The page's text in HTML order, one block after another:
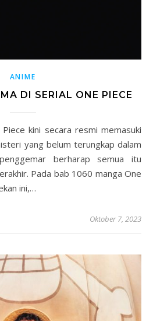
ANIME
DI SERIAL ONE PIECE
yang belum terungkap dalam
berharap semua itu
Pada bab 1060 manga One
ini,…
Oktober 7, 2023